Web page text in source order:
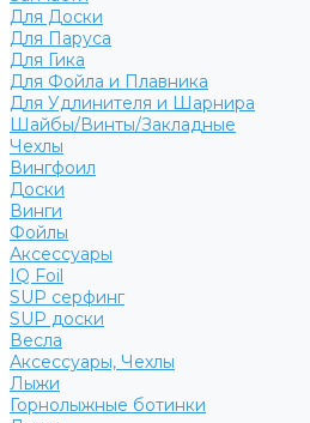
Для Доски
Для Паруса
Для Гика
Для Фойла и Плавника
Для Удлинителя и Шарнира
Шайбы/Винты/Закладные
Чехлы
Вингфоил
Доски
Винги
Фойлы
Аксессуары
IQ Foil
SUP серфинг
SUP доски
Весла
Аксессуары, Чехлы
Лыжи
Горнолыжные ботинки